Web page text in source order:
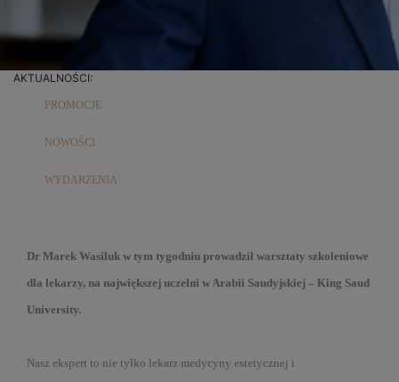
AKTUALNOŚCI:
PROMOCJE
NOWOŚCI
WYDARZENIA
Dr Marek Wasiluk w tym tygodniu prowadził warsztaty szkoleniowe
dla lekarzy, na największej uczelni w Arabii Saudyjskiej – King Saud
University.
Nasz ekspert to nie tylko lekarz medycyny estetycznej i